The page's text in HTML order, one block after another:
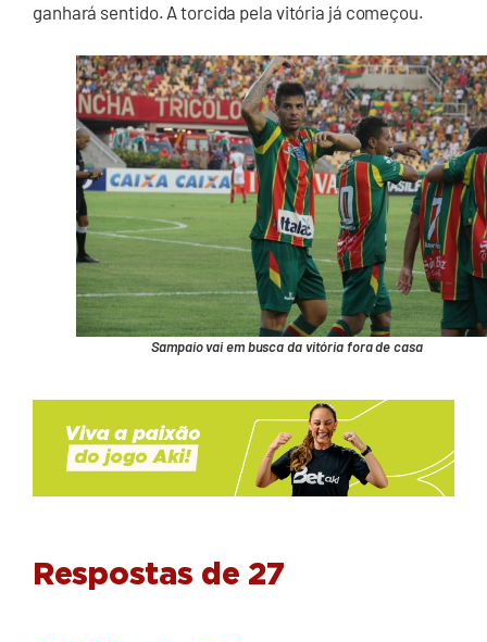
ganhará sentido. A torcida pela vitória já começou.
Sampaio vai em busca da vitória fora de casa
Respostas de 27